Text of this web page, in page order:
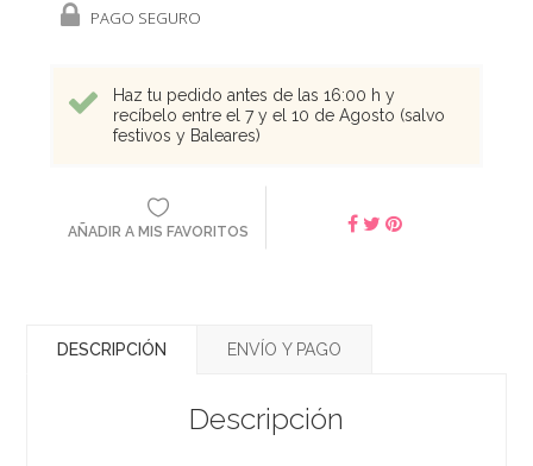
PAGO SEGURO
Haz tu pedido antes de las 16:00 h y
recíbelo entre el 7 y el 10 de Agosto (salvo
festivos y Baleares)
AÑADIR A MIS FAVORITOS
DESCRIPCIÓN ENVÍO Y PAGO
Descripción